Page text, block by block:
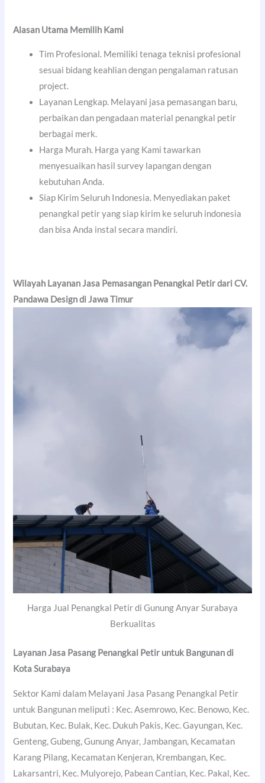
Alasan Utama Memilih Kami
Tim Profesional. Memiliki tenaga teknisi profesional
sesuai bidang keahlian dengan pengalaman ratusan
project.
Layanan Lengkap. Melayani jasa pemasangan baru,
perbaikan dan pengadaan material penangkal petir
berbagai merk.
Harga Murah. Harga yang Kami tawarkan
menyesuaikan hasil survey lapangan dengan
kebutuhan Anda.
Siap Kirim Seluruh Indonesia. Menyediakan paket
penangkal petir yang siap kirim ke seluruh indonesia
dan bisa Anda instal secara mandiri.
Wilayah Layanan Jasa Pemasangan Penangkal Petir dari CV.
Pandawa Design di Jawa Timur
Harga Jual Penangkal Petir di Gunung Anyar Surabaya
Berkualitas
Layanan Jasa Pasang Penangkal Petir untuk Bangunan di
Kota Surabaya
Sektor Kami dalam Melayani Jasa Pasang Penangkal Petir
untuk Bangunan meliputi : Kec. Asemrowo, Kec. Benowo, Kec.
Bubutan, Kec. Bulak, Kec. Dukuh Pakis, Kec. Gayungan, Kec.
Genteng, Gubeng, Gunung Anyar, Jambangan, Kecamatan
Karang Pilang, Kecamatan Kenjeran, Krembangan, Kec.
Lakarsantri, Kec. Mulyorejo, Pabean Cantian, Kec. Pakal, Kec.